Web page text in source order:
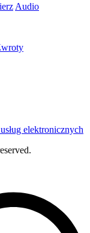
Audio
elektronicznych